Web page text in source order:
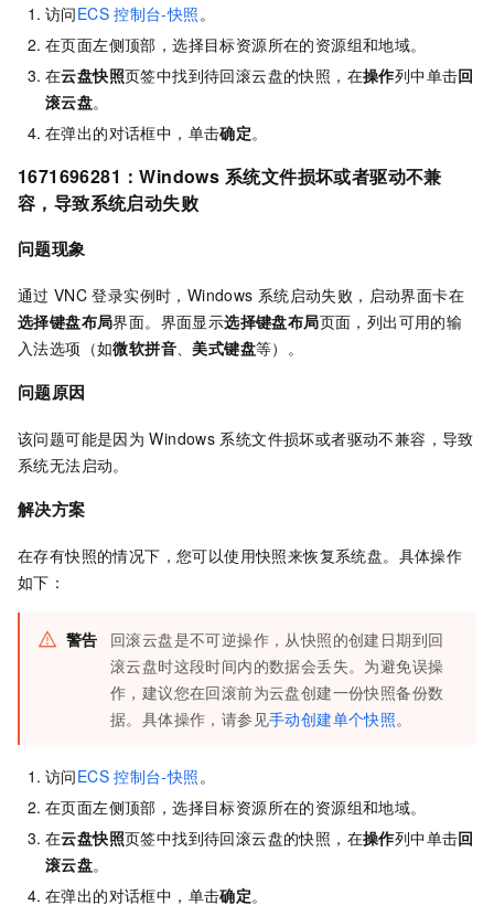
访问ECS 控制台-快照 。
在页面左侧顶部，选择目标资源所在的资源组和地域。
在云盘快照页签中找到待回滚云盘的快照，在操作列中单击回
滚云盘。
在弹出的对话框中，单击确定。
1671696281 ：Windows 系统文件损坏或者驱动不兼
容，导致系统启动失败
问题现象
通过 VNC 登录实例时，Windows 系统启动失败，启动界面卡在
选择键盘布局界面。界面显示选择键盘布局页面，列出可用的输
入法选项（如微软拼音、美式键盘等）。
问题原因
该问题可能是因为 Windows 系统文件损坏或者驱动不兼容，导致
系统无法启动。
解决方案
在存有快照的情况下，您可以使用快照来恢复系统盘。具体操作
如下：
警告
回滚云盘是不可逆操作，从快照的创建日期到回
滚云盘时这段时间内的数据会丢失。为避免误操
作，建议您在回滚前为云盘创建一份快照备份数
据。具体操作，请参见手动创建单个快照。
访问ECS 控制台-快照。
在页面左侧顶部，选择目标资源所在的资源组和地域。
在云盘快照页签中找到待回滚云盘的快照，在操作列中单击回
滚云盘。
在弹出的对话框中，单击确定。